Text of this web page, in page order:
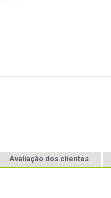
Avaliação dos clientes